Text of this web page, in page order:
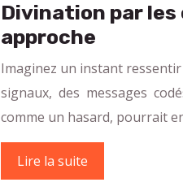
Divination par les
approche
Imaginez un instant
signaux, des messages
comme un hasard, pourrait
Lire la suite